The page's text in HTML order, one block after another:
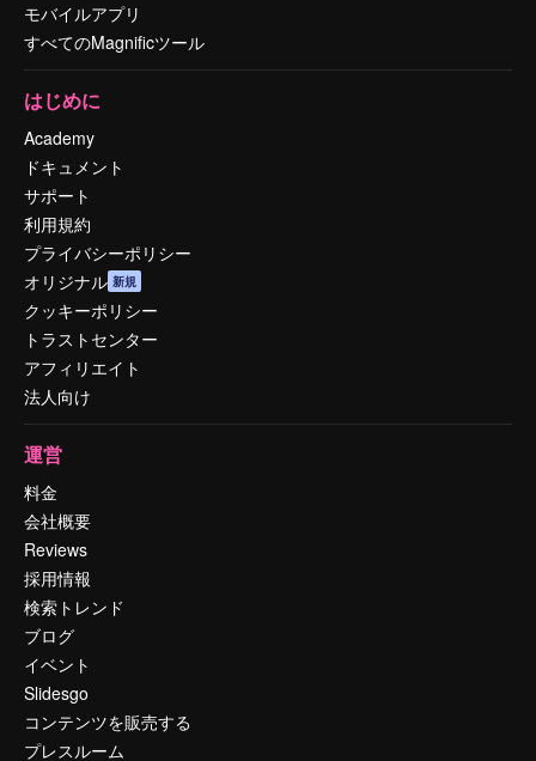
モバイルアプリ
すべてのMagnificツール
はじめに
Academy
ドキュメント
サポート
利用規約
プライバシーポリシー
オリジナル 新規
クッキーポリシー
トラストセンター
アフィリエイト
法人向け
運営
料金
会社概要
Reviews
採用情報
検索トレンド
ブログ
イベント
Slidesgo
コンテンツを販売する
プレスルーム